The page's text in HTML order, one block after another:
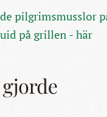
pilgrimsmusslor
på grillen - här